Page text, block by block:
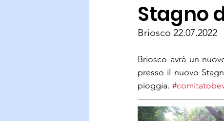
Stagno
Briosco 22.07.2022
Briosco avrà un
presso il nuovo
pioggia.